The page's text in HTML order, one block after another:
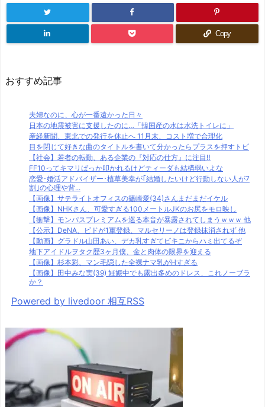
Copy
おすすめ記事
夫婦なのに、心が一番遠かった日々
日本の地震被害に支援したのに…「韓国産の水は水洗トイレに」
産経新聞、東北での発行を休止へ 11月末、コスト増で合理化
目を閉じて好きな曲のタイトルを書いて分かったらプラスを押すトピ
【社会】若者の転勤、ある企業の『対応の仕方』に注目‼
FF10ってキマリばっか叩かれるけどティーダも結構弱いよな
恋愛･婚活アドバイザー･植草美幸が｢結婚したいけど行動しない人が7
割｣の心理や背...
【画像】サテライトオフィスの篠崎愛(34)さんまだまだイケル
【画像】NHKさん、可愛すぎる100メートルJKのお尻をモロ映し
【衝撃】モンパスプレミアムを巡る本音が暴露されてしまうｗｗｗ 他
【公示】DeNA、ビドが1軍登録、マルセリーノは登録抹消されず 他
【動画】グラドル山田あい、デカ乳すぎてビキニからハミ出てるぞ
地下アイドルヲタク歴3ヶ月僕、金と肉体の限界を迎える
【画像】杉本彩、マン毛隠した全裸ナマ乳がHすぎる
【画像】田中みな実(39) 妊娠中でも露出多めのドレス、これノーブラ
か？
Powered by livedoor 相互RSS